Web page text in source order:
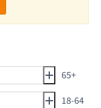
65+
18-64